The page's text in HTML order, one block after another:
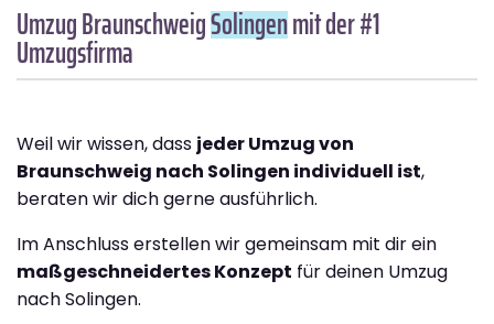
Umzug BraunschweigSolingenmit der #1
Umzugsfirma
Weil wir wissen, dass jeder Umzug von
Braunschweig nach Solingen individuell ist,
beraten wir dich gerne ausführlich.
Im Anschluss erstellen wir gemeinsam mit dir ein
maßgeschneidertes Konzept für deinen Umzug
nach Solingen.